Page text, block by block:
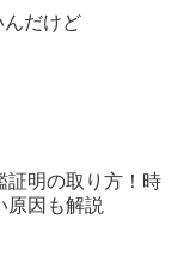
んだけど
証明の取り方！時
原因も解説